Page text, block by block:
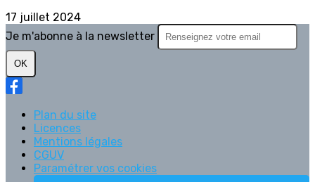
17 juillet 2024
Je m'abonne à la newsletter
OK
Plan du site
Licences
Mentions légales
CGUV
Paramétrer vos cookies